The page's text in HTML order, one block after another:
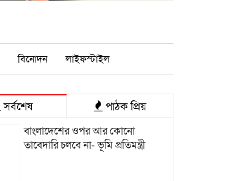
বিনোদন লাইফস্টাইল
সর্বশেষ পাঠক প্রিয়
বাংলাদেশের ওপর আর কোনো
তাবেদারি চলবে না- ভূমি প্রতিমন্ত্রী